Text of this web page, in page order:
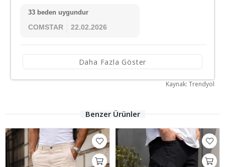
33 beden uygundur
COMSTAR 22.02.2026
Daha Fazla Göster
Kaynak: Trendyol
Benzer Ürünler